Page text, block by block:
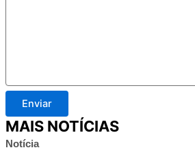
Enviar
MAIS NOTÍCIAS
Notícia